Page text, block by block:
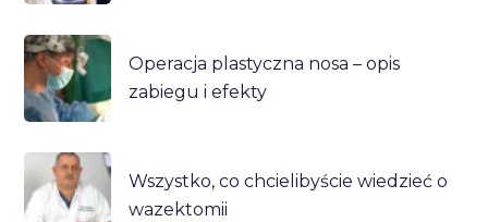
Operacja plastyczna nosa – opis
zabiegu i efekty
Wszystko, co chcielibyście wiedzieć o
wazektomii